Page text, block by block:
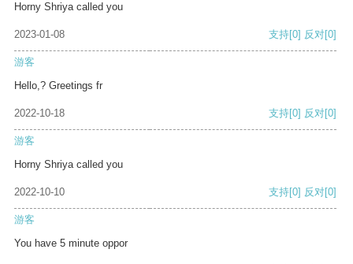
Horny Shriya called you
2023-01-08 支持[0] 反对[0]
游客
Hello,? Greetings fr
2022-10-18 支持[0] 反对[0]
游客
Horny Shriya called you
2022-10-10 支持[0] 反对[0]
游客
You have 5 minute oppor